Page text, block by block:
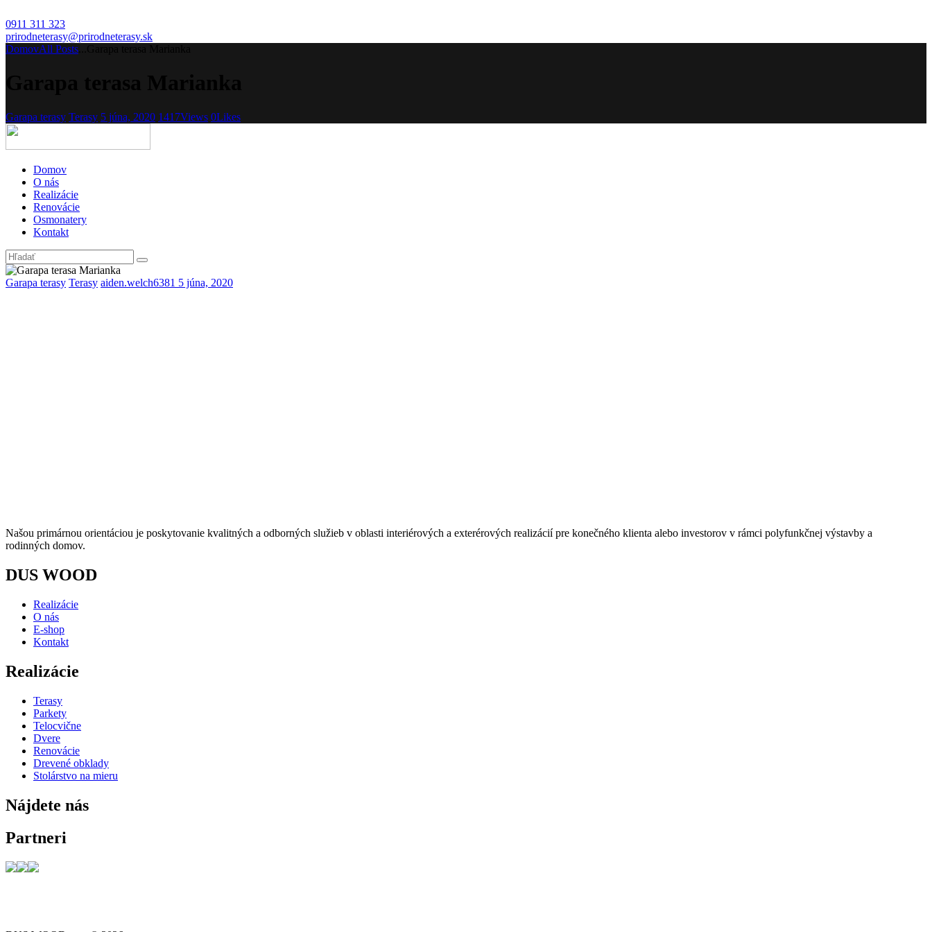
0911 311 323
prirodneterasy@prirodneterasy.sk
DomovAll Posts
Garapa terasy Terasy 5 júna, 2020 1417Views 0Likes
Domov
O nás
Realizácie
Renovácie
Osmonatery
Kontakt
Garapa terasy Terasy aiden.welch6381 5 júna, 2020
Našou primárnou orientáciou je poskytovanie kvalitných a odborných služieb v oblasti interiérových a exterérových realizácií pre konečného klienta alebo investorov v rámci polyfunkčnej výstavby a
rodinných domov.
DUS WOOD
Realizácie
O nás
E-shop
Kontakt
Realizácie
Terasy
Parkety
Telocvične
Dvere
Renovácie
Drevené obklady
Stolárstvo na mieru
Nájdete nás
Partneri